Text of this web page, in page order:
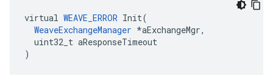
virtual WEAVE_ERROR Init(
WeaveExchangeManager *aExchangeMgr,
  uint32_t aResponseTimeout
)